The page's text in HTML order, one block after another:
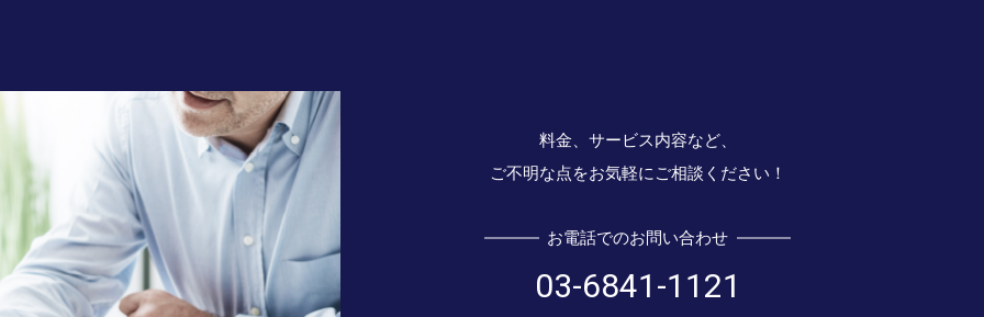
料金、サービス内容など、
ご不明な点をお気軽にご相談ください！
お電話でのお問い合わせ
03-6841-1121